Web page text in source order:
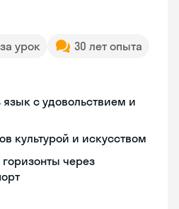
урок
30 лет опыта
язык с удовольствием и
культурой и искусством
через